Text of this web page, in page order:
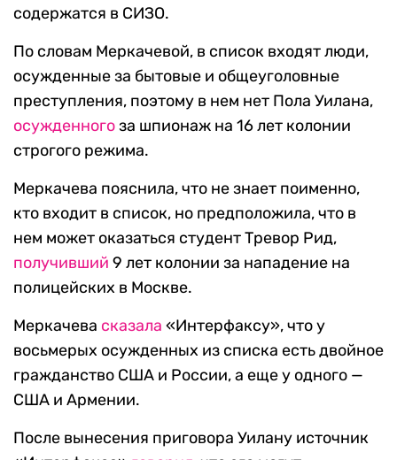
содержатся в СИЗО.
По словам Меркачевой, в список входят люди,
осужденные за бытовые и общеуголовные
преступления, поэтому в нем нет Пола Уилана,
осужденногоза шпионаж на 16 лет колонии
строгого режима.
Меркачева пояснила, что не знает поименно,
кто входит в список, но предположила, что в
нем может оказаться студент Тревор Рид,
получивший 9 лет колонии за нападение на
полицейских в Москве.
Меркачева сказала «Интерфаксу», что у
восьмерых осужденных из списка есть двойное
гражданство США и России, а еще у одного —
США и Армении.
После вынесения приговора Уилану источник